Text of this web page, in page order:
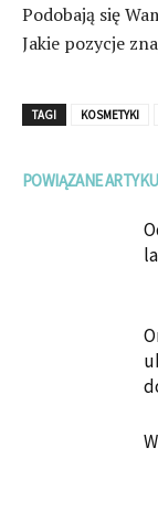
Podobają się
Jakie pozycje
TAGI KOSMETYKI
POWIĄZANE